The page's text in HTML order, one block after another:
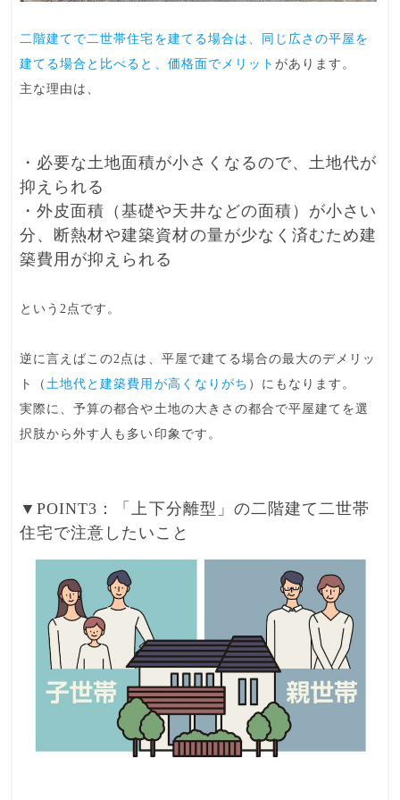
二階建てで二世帯住宅を建てる場合は、同じ広さの平屋を
建てる場合と比べると、価格面でメリット があります。
主な理由は、
・必要な土地面積が小さくなるので、土地代が
抑えられる
・外皮面積（基礎や天井などの面積）が小さい
分、断熱材や建築資材の量が少なく済むため建
築費用が抑えられる
という2点です。
逆に言えばこの2点は、平屋で建てる場合の最大のデメリッ
ト（土地代と建築費用が高くなりがち ）にもなります。
実際に、予算の都合や土地の大きさの都合で平屋建てを選
択肢から外す人も多い印象です。
▼POINT3：「上下分離型」の二階建て二世帯
住宅で注意したいこと